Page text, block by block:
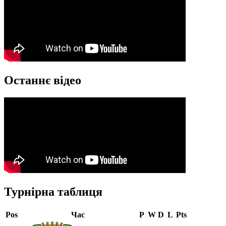
Останнє відео
Турнірна таблиця
Pos Час P W D L Pts